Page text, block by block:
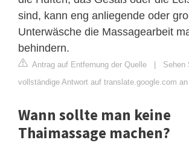
sind, kann eng anliegende oder
Unterwäsche die Massagearbeit
behindern.
Antrag auf Entfernung der Quelle | Sehen
vollständige Antwort auf translate.google.com an
Wann sollte man keine
Thaimassage machen?